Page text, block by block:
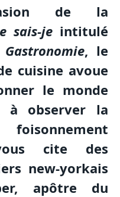
de la
sais-je intitulé
, le
cuisine avoue
le monde
à observer la
cite des
new-yorkais
apôtre du